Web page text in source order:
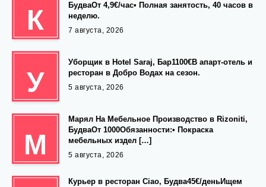
К
БудваОт 4,9€/час• Полная занятость, 40 часов в
неделю.
7 августа, 2026
У
Уборщик в Hotel Saraj, Бар1100€В апарт-отель и
ресторан в Добро Водах на сезон.
5 августа, 2026
М
Марял На Мебельное Производство в Rizoniti,
БудваОт 1000Обязанности:• Покраска
мебельных издел […]
5 августа, 2026
Курьер в ресторан Ciao, Будва45€/деньИщем